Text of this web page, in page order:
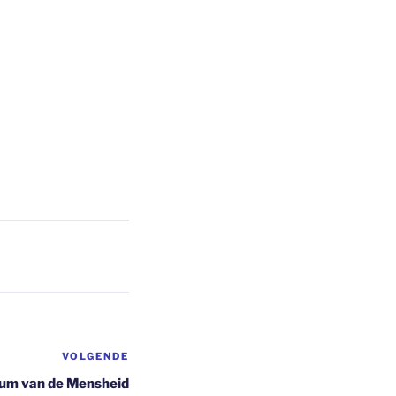
bericht
VOLGENDE
van de Mensheid